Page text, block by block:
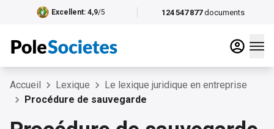
124 547 877 documents
Excellent: 4,9/5
Accueil Lexique
Le lexique juridique en entreprise
Procédure de sauvegarde